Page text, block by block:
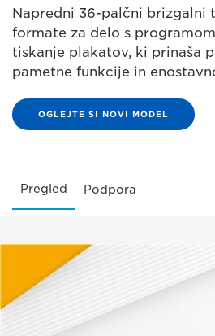
Napredni 36-palčni brizgalni
formate za delo s
tiskanje plakatov, ki prinaša
pametne funkcije in
OGLEJTE SI NOVI MODEL
Pregled Podpora